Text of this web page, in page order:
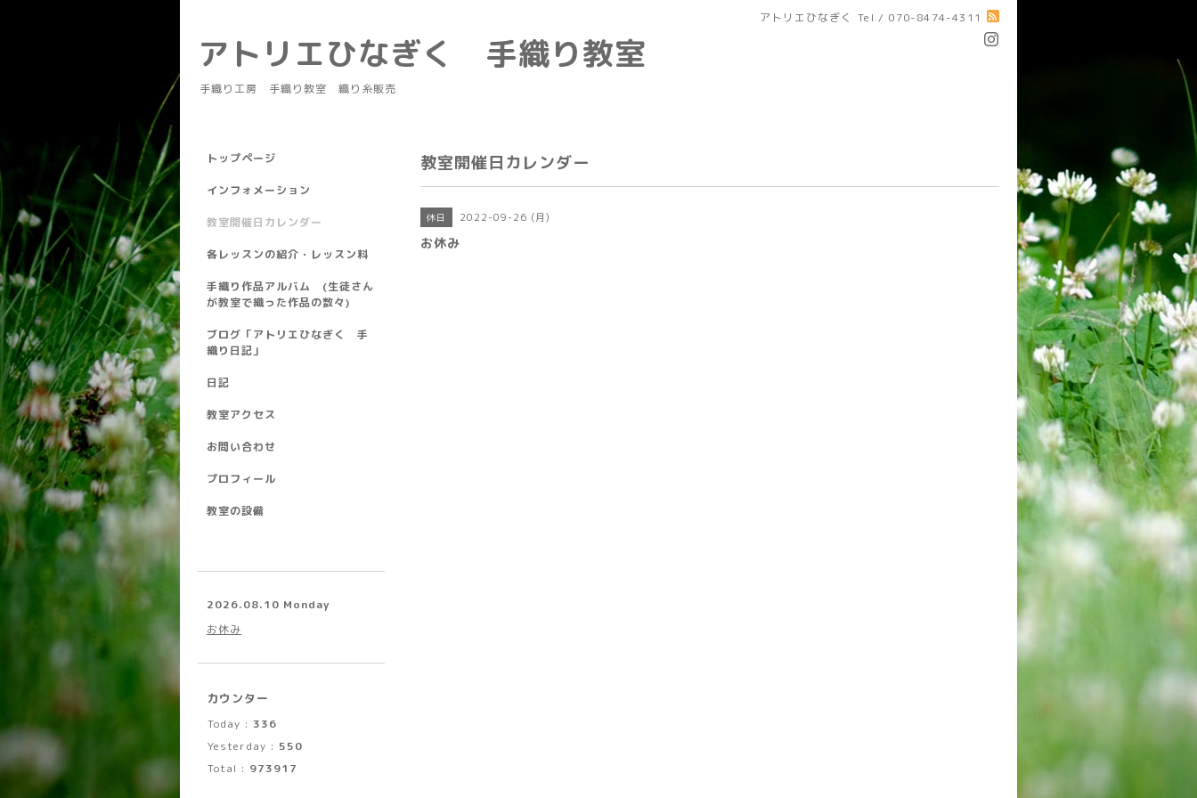
アトリエひなぎく Tel / 070-8474-4311
アトリエひなぎく 手織り教室
手織り工房 手織り教室 織り糸販売
教室開催日カレンダー
休日 2022-09-26 (月)
お休み
トップページ
インフォメーション
教室開催日カレンダー
各レッスンの紹介・レッスン料
手織り作品アルバム (生徒さん
が教室で織った作品の数々)
ブログ「アトリエひなぎく 手
織り日記」
日記
教室アクセス
お問い合わせ
プロフィール
教室の設備
2026.08.10 Monday
お休み
カウンター
Today : 336
Yesterday : 550
Total : 973917